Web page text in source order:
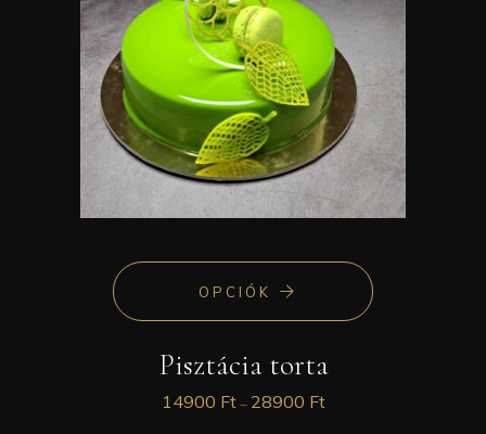
OPCIÓK
Pisztácia torta
14900 Ft – 28900 Ft